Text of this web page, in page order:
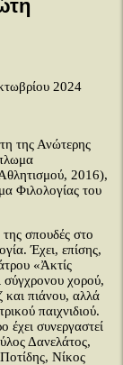
2024
της Ανώτερης
2016),
Φιλολογίας του
σπουδές στο
Έχει, επίσης,
«Ἀκτίς
σύγχρονου χορού,
και πιάνου, αλλά
παιχνιδιού.
έχει συνεργαστεί
Δανελάτος,
Νίκος